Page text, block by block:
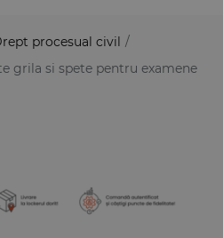
procesual civil /
grila si spete pentru examene